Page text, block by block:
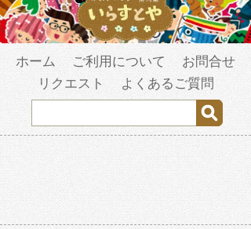
ホーム ご利用について
お問合せ
リクエスト
よくあるご質問